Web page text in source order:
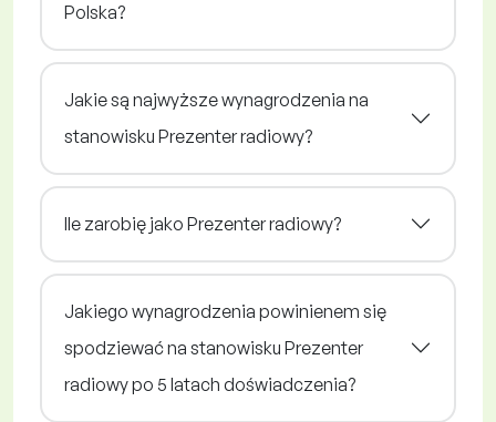
Polska?
Jakie są najwyższe wynagrodzenia na
stanowisku Prezenter radiowy?
Ile zarobię jako Prezenter radiowy?
Jakiego wynagrodzenia powinienem się
spodziewać na stanowisku Prezenter
radiowy po 5 latach doświadczenia?